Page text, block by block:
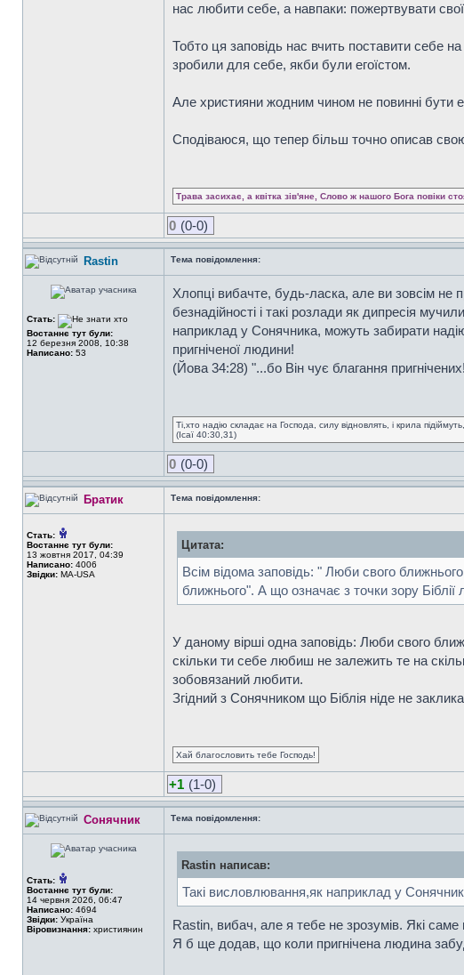
нас любити себе, а навпаки: пожертвувати
Тобто ця заповідь нас вчить поставити себе
зробили для себе, якби були егоїстом.
Але християни жодним чином не повинні бути
Сподіваюся, що тепер більш точно описав
Трава засихає, а квітка зів'яне, Слово ж нашого Бога повіки
0 (0-0)
Rastin Тема повідомлення:
Стать:
Востаннє тут були:
12 березня 2008, 10:38
Написано: 53
Хлопці вибачте, будь-ласка, але ви зовсім не
безнадійності і такі розлади як дипресія
наприклад у Сонячника, можуть забирати
пригніченої людини!
(Йова 34:28) "...бо Він чує благання
Ті,хто надію складає на Господа, силу відновлять, і крила
(Ісаї 40:30,31)
0 (0-0)
Братик Тема повідомлення:
Стать:
Востаннє тут були:
13 жовтня 2017, 04:39
Написано: 4006
Звідки: MA-USA
Цитата:
Всім відома заповідь: " Люби свого
ближнього". А що означає з точки зору
У даному вірші одна заповідь: Люби свого
скільки ти себе любиш не залежить те на
зобовязаний любити.
Згідний з Сонячником що Біблія ніде не
Хай благословить тебе Господь!
+1 (1-0)
Сонячник Тема повідомлення:
Стать:
Востаннє тут були:
14 червня 2026, 06:47
Написано: 4694
Звідки: Україна
Віровизнання: християнин
Rastin написав:
Такі висловлювання,як наприклад у
Rastin, вибач, але я тебе не зрозумів. Які
Я б ще додав, що коли пригнічена людина